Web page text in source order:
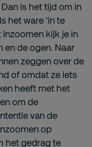
is het tijd om in
het ware ‘in te
inzoomen kijk je in
en de ogen. Naar
zeggen over de
of omdat ze iets
heeft met het
om de
van de
op
het gedrag te